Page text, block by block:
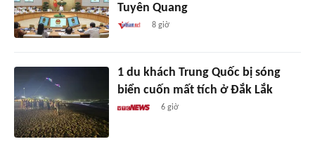
Tuyên Quang
8 giờ
1 du khách Trung Quốc bị sóng
biển cuốn mất tích ở Đắk Lắk
6 giờ